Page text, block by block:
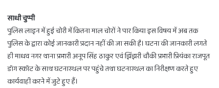
साधी चुप्पी
पुलिस लाइन में हुई चोरी में कितना माल चोरों ने पार किया इस विषय में अब तक
पुलिस के द्वारा कोई जानकारी प्रदान नहीं की जा सकी है। घटना की जानकारी लगते
ही माधव नगर थाना प्रभारी अनूप सिंह ठाकुर एवं झिंझरी चौकी प्रभारी प्रियंका राजपूत
डॉग स्कॉट के साथ घटनास्थल पर पहुंचे तथा घटनास्थल का निरीक्षण करते हुए
कार्यवाही करने में जुटे हुए हैं।